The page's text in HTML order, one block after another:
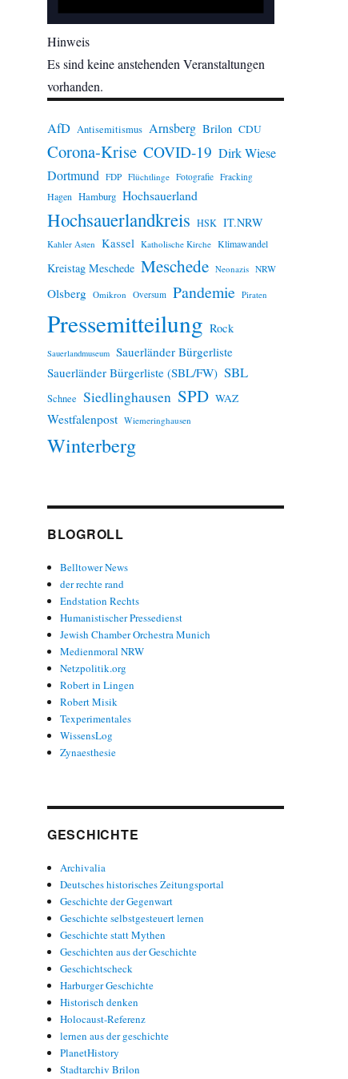
Hinweis
Es sind keine anstehenden Veranstaltungen
vorhanden.
AfD Antisemitismus Arnsberg Brilon CDU
Corona-Krise COVID-19 Dirk Wiese
Dortmund FDP Flüchtlinge Fotografie Fracking
Hagen Hamburg Hochsauerland
Hochsauerlandkreis HSK IT.NRW
Kahler Asten Kassel Katholische Kirche Klimawandel
Kreistag Meschede Meschede Neonazis NRW
Olsberg Omikron Oversum Pandemie Piraten
Pressemitteilung Rock
Sauerlandmuseum Sauerländer Bürgerliste
Sauerländer Bürgerliste (SBL/FW) SBL
Schnee Siedlinghausen SPD WAZ
Westfalenpost Wiemeringhausen
Winterberg
BLOGROLL
Belltower News
der rechte rand
Endstation Rechts
Humanistischer Pressedienst
Jewish Chamber Orchestra Munich
Medienmoral NRW
Netzpolitik.org
Robert in Lingen
Robert Misik
Texperimentales
WissensLog
Zynaesthesie
GESCHICHTE
Archivalia
Deutsches historisches Zeitungsportal
Geschichte der Gegenwart
Geschichte selbstgesteuert lernen
Geschichte statt Mythen
Geschichten aus der Geschichte
Geschichtscheck
Harburger Geschichte
Historisch denken
Holocaust-Referenz
lernen aus der geschichte
PlanetHistory
Stadtarchiv Brilon